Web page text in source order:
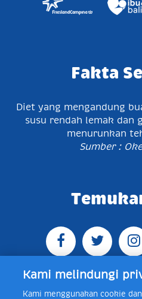
Fakta
Diet yang mengandung
susu rendah lemak dan
menurunkan
Sumber :
Kami melindungi
Kami menggunakan cookie